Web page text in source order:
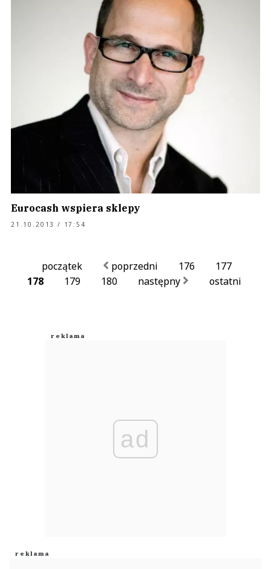
Eurocash wspiera sklepy
21.10.2013 / 17:54
początek poprzedni 176
177
178
179 180 następny ostatni
ad